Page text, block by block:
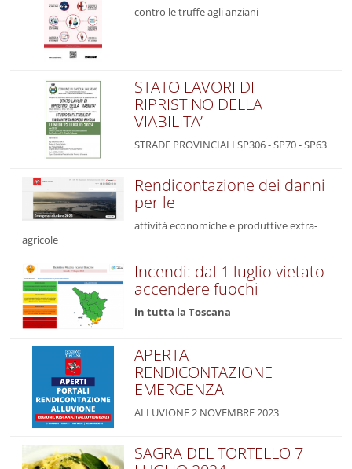
contro le truffe agli anziani
STATO LAVORI DI
RIPRISTINO DELLA
VIABILITA’
STRADE PROVINCIALI SP306 - SP70 - SP63
Rendicontazione dei danni
per le
attività economiche e produttive extra-
agricole
Incendi: dal 1 luglio vietato
accendere fuochi
in tutta la Toscana
APERTA
RENDICONTAZIONE
EMERGENZA
ALLUVIONE 2 NOVEMBRE 2023
SAGRA DEL TORTELLO 7